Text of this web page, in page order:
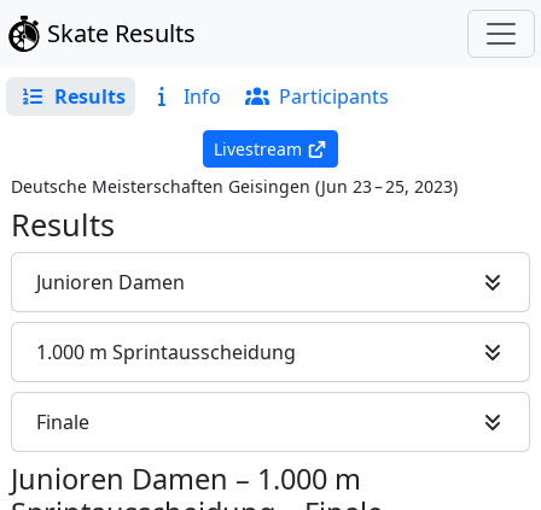
Skate Results
Results Info Participants
Livestream
Deutsche Meisterschaften Geisingen (Jun 23 – 25, 2023)
Results
Junioren Damen
1.000 m Sprintausscheidung
Finale
Junioren Damen – 1.000 m